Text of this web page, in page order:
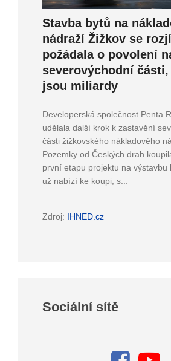
Stavba bytů na
nádraží Žižkov se
požádala o povolení
severovýchodní části,
jsou miliardy
Developerská společnost Penta
udělala další krok k zastavění
části žižkovského nákladového
Pozemky od Českých drah
první etapu projektu na výstavbu
už nabízí ke koupi, s...
Zdroj: IHNED.cz
Sociální sítě